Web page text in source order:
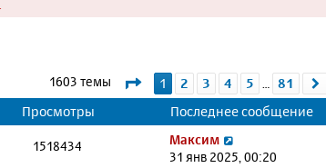
1603 темы Страница1 из 81
1 2 3 4 5 81
Просмотры Последнее сообщение
1518434
Максим
31 янв 2025, 00:20